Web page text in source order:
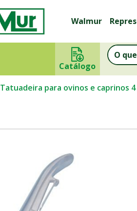
Walmur
Catálogo
Tatuadeira para ovinos e caprinos